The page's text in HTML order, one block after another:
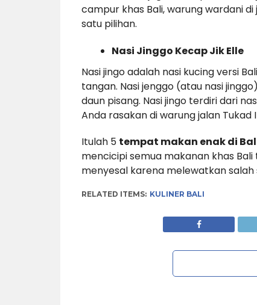
campur khas Bali, warung wardani
satu pilihan.
Nasi Jinggo Kecap Jik Elle
Nasi jingo adalah nasi kucing versi
tangan. Nasi jenggo (atau nasi
daun pisang. Nasi jingo terdiri dari
Anda rasakan di warung jalan Tukad
Itulah 5 tempat makan enak di
mencicipi semua makanan khas
menyesal karena melewatkan
RELATED ITEMS: KULINER BALI